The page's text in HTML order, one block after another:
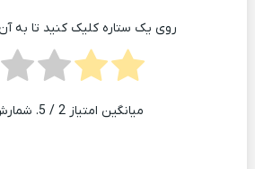
روی یک ستاره کلیک کنید تا به
میانگین امتیاز 2 / 5. شمارش آرا: